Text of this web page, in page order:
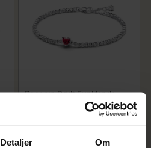
Detaljer Om
Pandora Rødt Funklende
Hjerte Tennisarmbånd sølv m.
699,00 kr